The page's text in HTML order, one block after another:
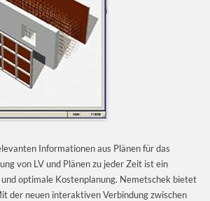
Informationen aus Plänen für das
von LV und Plänen zu jeder Zeit ist ein
optimale Kostenplanung. Nemetschek bietet
der neuen interaktiven Verbindung zwischen